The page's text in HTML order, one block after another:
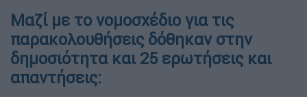
Μαζί με το νομοσχέδιο για τις
παρακολουθήσεις δόθηκαν στην
δημοσιότητα και 25 ερωτήσεις και
απαντήσεις: